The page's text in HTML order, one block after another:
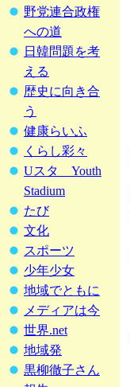
野党連合政権
への道
日韓問題を考
える
歴史に向き合
う
健康らいふ
くらし彩々
Uスタ Youth
Stadium
たび
文化
スポーツ
少年少女
地域でともに
メディアは今
世界.net
地域発
黒柳徹子さん